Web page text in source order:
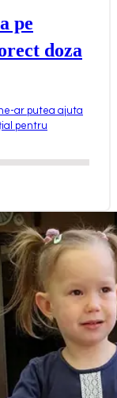
pe
doza
ar putea ajuta
pentru